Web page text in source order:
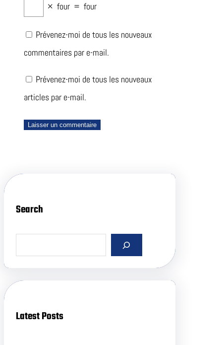
× four = four
Prévenez-moi de tous les nouveaux
commentaires par e-mail.
Prévenez-moi de tous les nouveaux
articles par e-mail.
Search
a
h
Latest Posts